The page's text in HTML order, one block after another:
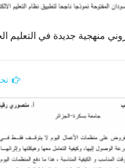
منهجية جديدة في التعليم